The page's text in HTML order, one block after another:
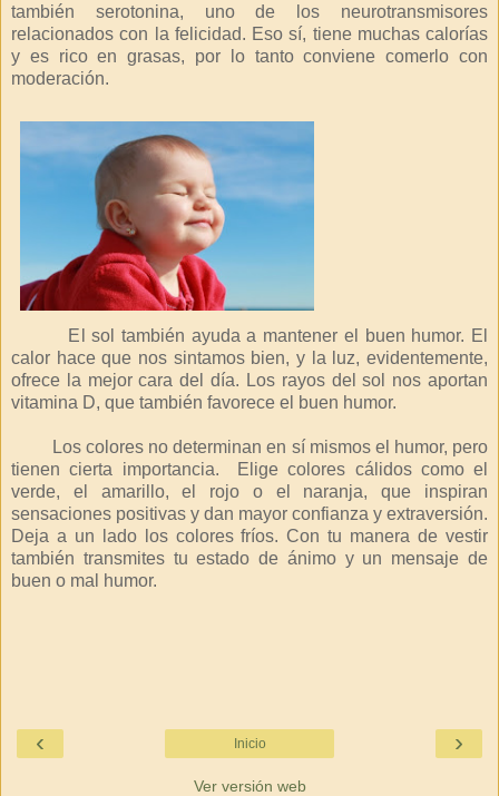
también serotonina, uno de los neurotransmisores
relacionados con la felicidad. Eso sí, tiene muchas calorías
y es rico en grasas, por lo tanto conviene comerlo con
moderación.
El sol también ayuda a mantener el buen humor. El
calor hace que nos sintamos bien, y la luz, evidentemente,
ofrece la mejor cara del día. Los rayos del sol nos aportan
vitamina D, que también favorece el buen humor.
Los colores no determinan en sí mismos el humor, pero
tienen cierta importancia. Elige colores cálidos como el
verde, el amarillo, el rojo o el naranja, que inspiran
sensaciones positivas y dan mayor confianza y extraversión.
Deja a un lado los colores fríos. Con tu manera de vestir
también transmites tu estado de ánimo y un mensaje de
buen o mal humor.
‹ ›
Inicio
Ver versión web